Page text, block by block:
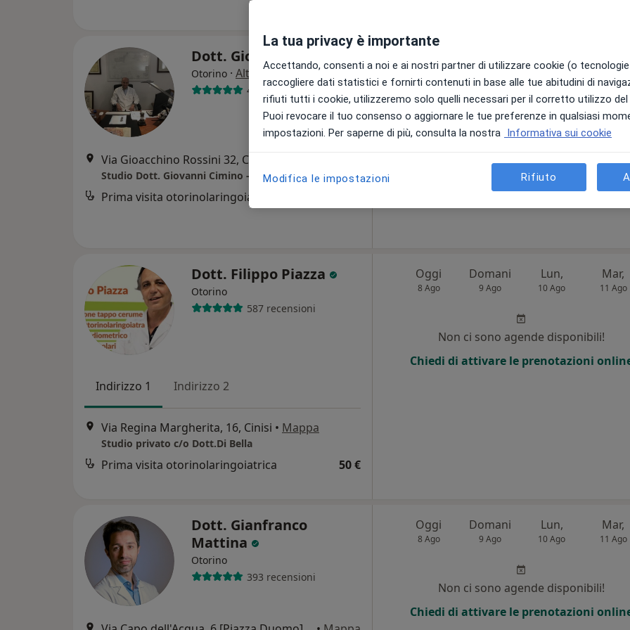
Dott. Giovanni Cimino
Otorino · Altro
49 recensioni
Via Gioacchino Rossini 32, Carini
Studio Dott. Giovanni Cimino - Carini
Prima visita otorinolaringoiatrica
8 Ago 9 Ago 10 Ago 11 Ago
Non ci sono agende disponibili!
Chiedi di attivare le prenotazioni
Dott. Filippo Piazza
Otorino
587 recensioni
Indirizzo 1 Indirizzo 2
Via Regina Margherita, 16, Cinisi • Mappa
Studio privato c/o Dott.Di Bella
Prima visita otorinolaringoiatrica 50 €
Oggi
8 Ago
Domani
9 Ago
Lun,
10 Ago
Mar,
11 Ago
Non ci sono agende disponibili!
Chiedi di attivare le prenotazioni
Dott. Gianfranco
Mattina
Otorino
393 recensioni
Oggi
8 Ago
Domani
9 Ago
Lun,
10 Ago
Mar,
11 Ago
Non ci sono agende disponibili!
Chiedi di attivare le prenotazioni
La tua privacy è importante
Accettando, consenti a noi e ai nostri partner di utilizzare cookie (o
raccogliere dati statistici e fornirti contenuti in base alle tue abitudini di
rifiuti tutti i cookie, utilizzeremo solo quelli necessari per il corretto utilizzo
Puoi revocare il tuo consenso o aggiornare le tue preferenze in qualsiasi
impostazioni. Per saperne di più, consulta la nostra Informativa sui cookie
Modifica le impostazioni Rifiuto